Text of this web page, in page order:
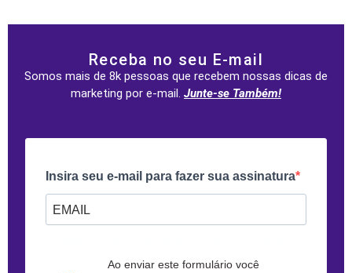
Receba no seu E-mail
Somos mais de 8k pessoas que recebem nossas dicas de
marketing por e-mail. Junte-se Também!
Insira seu e-mail para fazer sua assinatura
Ao enviar este formulário você